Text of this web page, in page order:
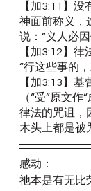
【加3:11】
神面前称义，
说：“义人必
【加3:12】律
“行这些事的
【加3:13】基
（“受”原文作
律法的咒诅，
木头上都是被
感动：
祂本是有无比